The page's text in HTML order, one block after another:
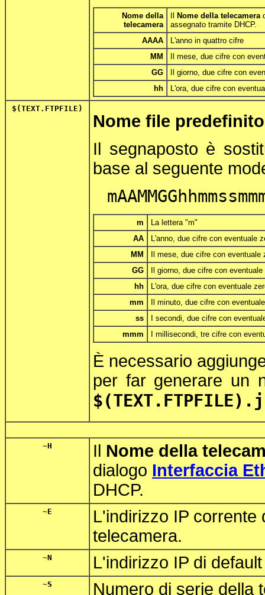
Nome della
telecamera
Nome della telecamera
assegnato tramite DHCP.
AAAA
L'anno in quattro cifre
MM
Il mese, due cifre con
GG
Il giorno, due cifre con
hh
L'ora, due cifre con
$(TEXT.FTPFILE)
Nome file
Il segnaposto è
base al seguente
m
La lettera "m"
AA
L'anno, due cifre con eventuale
MM
Il mese, due cifre con eventuale
GG
Il giorno, due cifre con
hh
L'ora, due cifre con eventuale
mm
Il minuto, due cifre con
ss
I secondi, due cifre con
mmm
I millisecondi, tre cifre con
È necessario
per far generare un
~H Il Nome della
dialogo Interfaccia
DHCP.
~E
L'indirizzo IP corrente
telecamera.
~N L'indirizzo IP di
~S Numero di serie della